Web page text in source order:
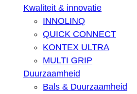
Kwaliteit & innovatie
INNOLINQ
QUICK CONNECT
KONTEX ULTRA
MULTI GRIP
Duurzaamheid
Bals & Duurzaamheid